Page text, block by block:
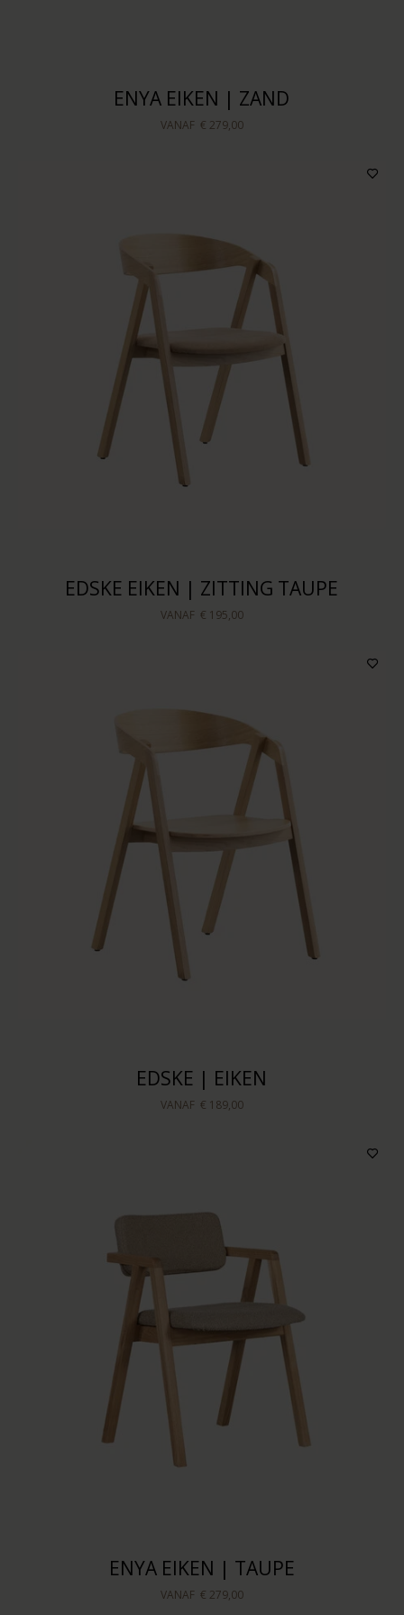
ENYA EIKEN | ZAND
VANAF € 279,00
EDSKE EIKEN | ZITTING TAUPE
VANAF € 195,00
EDSKE | EIKEN
VANAF € 189,00
ENYA EIKEN | TAUPE
VANAF € 279,00